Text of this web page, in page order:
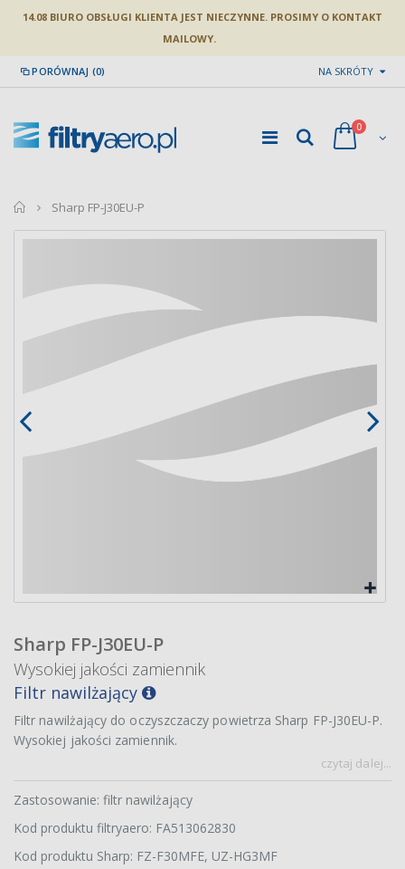
14.08 BIURO OBSŁUGI KLIENTA JEST NIECZYNNE. PROSIMY O KONTAKT
MAILOWY.
PORÓWNAJ (0) NA SKRÓTY
0
home
Sharp FP-J30EU-P
Sharp FP-J30EU-P
Wysokiej jakości zamiennik
Filtr nawilżający
Filtr nawilżający do oczyszczaczy powietrza Sharp FP-J30EU-P.
Wysokiej jakości zamiennik.
czytaj dalej...
Zastosowanie: filtr nawilżający
Kod produktu filtryaero: FA513062830
Kod produktu Sharp: FZ-F30MFE, UZ-HG3MF